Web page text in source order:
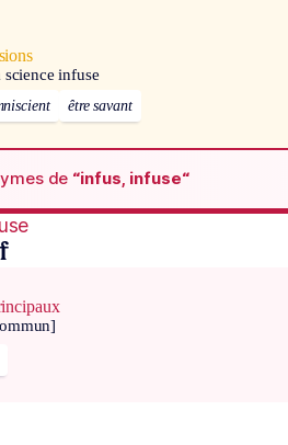
infuse
être savant
de “infus, infuse“